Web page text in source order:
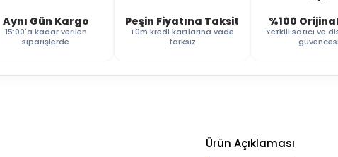
Aynı Gün Kargo
15:00'a kadar verilen
siparişlerde
Peşin Fiyatına Taksit
Tüm kredi kartlarına vade
farksız
%100
Yetkili satıcı ve
güvencesi
Ürün Açıklaması